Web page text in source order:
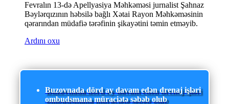
Fevralın 13-də Apellyasiya Məhkəməsi jurnalist Şahnaz
Bəylərqızının həbsilə bağlı Xətai Rayon Məhkəməsinin
qərarından müdafiə tərəfinin şikayətini təmin etməyib.
Ardını oxu
Buzovnada dörd ay davam edən drenaj işləri
ombudsmana müraciətə səbəb olub